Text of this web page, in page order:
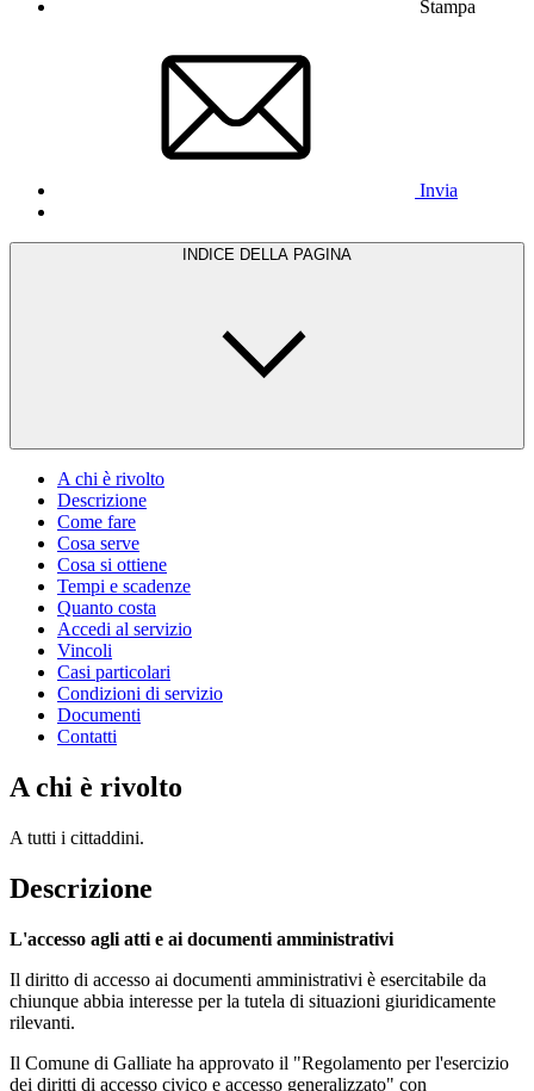
Stampa
Invia
INDICE DELLA PAGINA
A chi è rivolto
Descrizione
Come fare
Cosa serve
Cosa si ottiene
Tempi e scadenze
Quanto costa
Accedi al servizio
Vincoli
Casi particolari
Condizioni di servizio
Documenti
Contatti
A chi è rivolto
A tutti i cittaddini.
Descrizione
L'accesso agli atti e ai documenti amministrativi
Il diritto di accesso ai documenti amministrativi è esercitabile da
chiunque abbia interesse per la tutela di situazioni giuridicamente
rilevanti.
Il Comune di Galliate ha approvato il "Regolamento per l'esercizio
dei diritti di accesso civico e accesso generalizzato" con